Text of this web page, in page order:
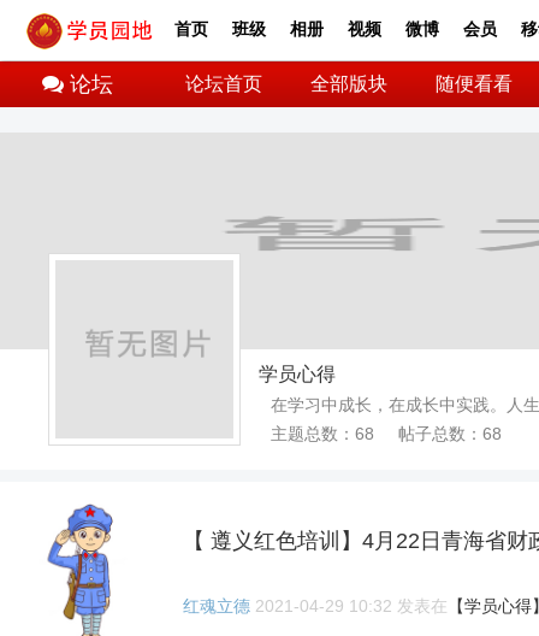
首页 班级 相册 视频 微博 会员
论坛 论坛首页 全部版块 随便看看
学员心得
在学习中成长，在成长中实践。人
主题总数：68 帖子总数：68
【 遵义红色培训】4月22日青海省
红魂立德2021-04-29 10:32 发表在 【学员心得